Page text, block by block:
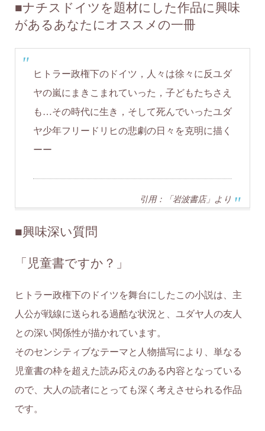
■ナチスドイツを題材にした作品に興味
があるあなたにオススメの一冊
ヒトラー政権下のドイツ，人々は徐々に反ユダ
ヤの嵐にまきこまれていった，子どもたちさえ
も…その時代に生き，そして死んでいったユダ
ヤ少年フリードリヒの悲劇の日々を克明に描く
ーー
引用：「岩波書店」より
■興味深い質問
「児童書ですか？」
ヒトラー政権下のドイツを舞台にしたこの小説は、主
人公が戦線に送られる過酷な状況と、ユダヤ人の友人
との深い関係性が描かれています。
そのセンシティブなテーマと人物描写により、単なる
児童書の枠を超えた読み応えのある内容となっている
ので、大人の読者にとっても深く考えさせられる作品
です。